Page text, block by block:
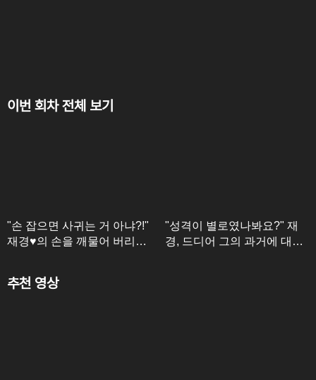
이번 회차 전체 보기
"손 잡으면 사귀는 거 아냐?!"
재경♥의 손을 깨물어 버리는
"성격이 별로였나봐요?" 재
경, 드디어 그의 과거에 대한
추천 영상